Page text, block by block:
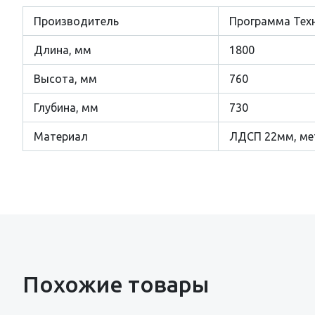
Производитель Программа
Длина, мм 1800
Высота, мм 760
Глубина, мм 730
Материал ЛДСП 22мм,
Похожие товары